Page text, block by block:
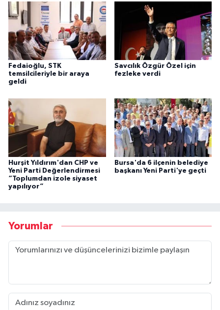
Fedaioğlu, STK
temsilcileriyle bir araya
geldi
Savcılık Özgür Özel için
fezleke verdi
Hurşit Yıldırım'dan CHP ve
Yeni Parti Değerlendirmesi
“Toplumdan izole siyaset
yapılıyor”
Bursa'da 6 ilçenin belediye
başkanı Yeni Parti'ye geçti
Yorumlar